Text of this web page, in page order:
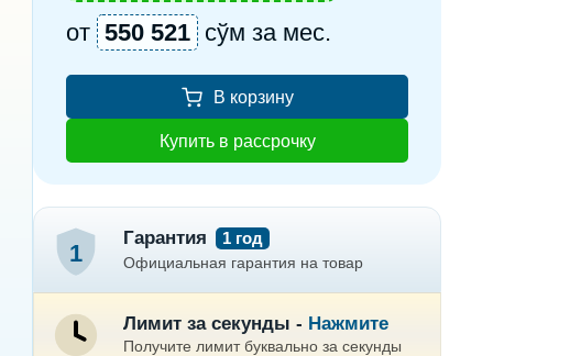
от 550 521 сўм за мес.
В корзину
Купить в рассрочку
1
Гарантия 1 год
Официальная гарантия на товар
Лимит за секунды - Нажмите
Получите лимит буквально за секунды